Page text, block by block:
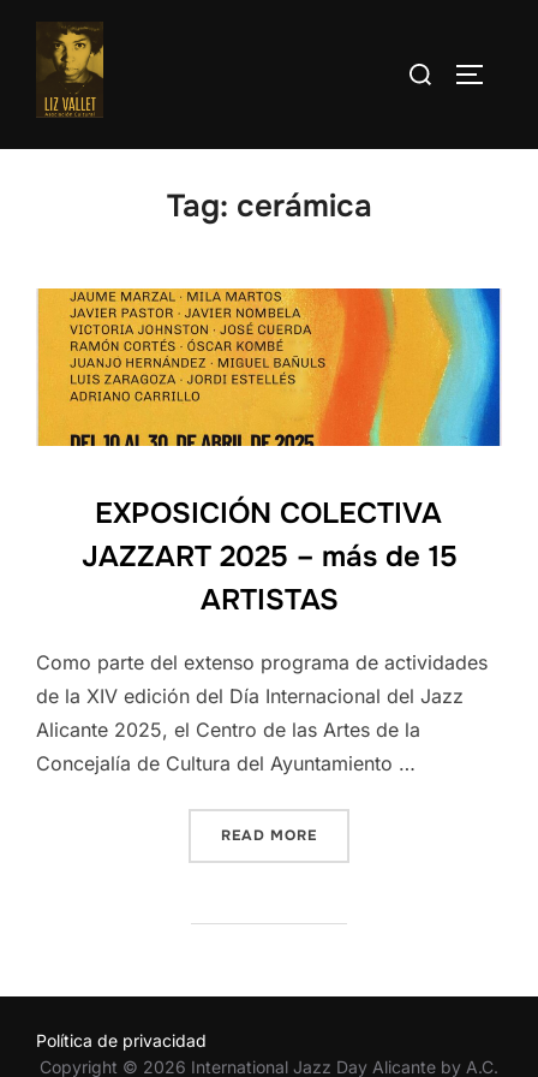
Skip
content
Search
Tag: cerámica
EXPOSICIÓN COLECTIVA
JAZZART 2025 – más de 15
ARTISTAS
Como parte del extenso programa de actividades
de la XIV edición del Día Internacional del Jazz
Alicante 2025, el Centro de las Artes de la
Concejalía de Cultura del Ayuntamiento …
READ MORE
Política de privacidad
Copyright © 2026 International Jazz Day Alicante by A.C.